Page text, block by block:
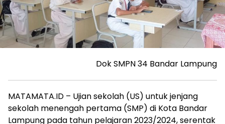
Dok SMPN 34 Bandar Lampung
MATAMATA.ID – Ujian sekolah (US) untuk jenjang
sekolah menengah pertama (SMP) di Kota Bandar
Lampung pada tahun pelajaran 2023/2024, serentak